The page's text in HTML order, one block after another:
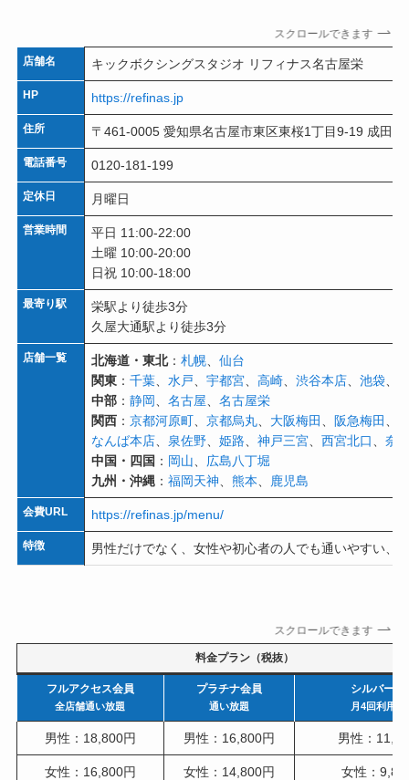
スクロールできます
店舗名 キックボクシングスタジオ リフィナス名古屋栄
HP https://refinas.jp
住所 〒461-0005 愛知県名古屋市東区東桜1丁目9-19 成田
電話番号 0120-181-199
定休日 月曜日
営業時間
平日 11:00-22:00
土曜 10:00-20:00
日祝 10:00-18:00
最寄り駅
栄駅より徒歩3分
久屋大通駅より徒歩3分
店舗一覧 北海道・東北： 札幌、 仙台
関東： 千葉、 水戸 宇都宮、 高崎、 渋谷本店、 池袋、
中部： 静岡 名古屋
名古屋栄
関西： 京都河原町、 京都烏丸、 大阪梅田 阪急梅田
なんば本店、 泉佐野、 姫路 神戸三宮、 西宮北口
奈
中国・四国 ： 岡山
広島八丁堀
九州・沖縄： 福岡天神 熊本 鹿児島
会費URL https://refinas.jp/menu/
特徴 男性だけでなく、女性や初心者の人でも通いやすい、
スクロールできます
料金プラン（税抜）
フルアクセス会員
全店舗通い放題
プラチナ会員
通い放題
シルバー会
月4回利用可
男性：18,800円 男性：16,800円 男性：
女性：16,800円 女性：14,800円 女性：